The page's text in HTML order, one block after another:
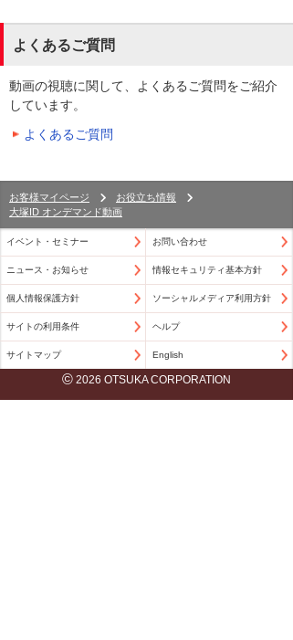
よくあるご質問
動画の視聴に関して、よくあるご質問をご紹介
しています。
よくあるご質問
お客様マイページ
お役立ち情報
大塚ID オンデマンド動画
イベント・セミナー お問い合わせ
ニュース・お知らせ 情報セキュリティ基本方針
個人情報保護方針 ソーシャルメディア利用方針
サイトの利用条件 ヘルプ
サイトマップ English
© 2026 OTSUKA CORPORATION